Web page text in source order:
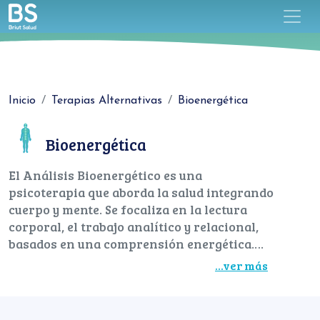
Inicio Terapias Alternativas Bioenergética
Bioenergética
El Análisis Bioenergético es una
psicoterapia que aborda la salud integrando
cuerpo y mente. Se focaliza en la lectura
corporal, el trabajo analítico y relacional,
basados en una comprensión energética.
Las sesiones se desarrollan mediante un
...ver más